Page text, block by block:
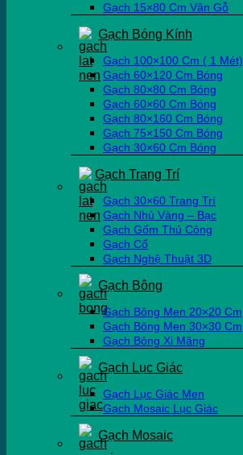
Gạch 15×80 Cm Vân Gỗ
Gạch Bóng Kính
Gạch 100×100 Cm ( 1 Mét)
Gạch 60×120 Cm Bóng
Gạch 80×80 Cm Bóng
Gạch 60×60 Cm Bóng
Gạch 80×160 Cm Bóng
Gạch 75×150 Cm Bóng
Gạch 30×60 Cm Bóng
Gạch Trang Trí
Gạch 30×60 Trang Trí
Gạch Nhủ Vàng – Bạc
Gạch Gốm Thủ Công
Gạch Cổ
Gạch Nghệ Thuật 3D
Gạch Bông
Gạch Bông Men 20×20 Cm
Gạch Bông Men 30×30 Cm
Gạch Bông Xi Măng
Gạch Lục Giác
Gạch Lục Giác Men
Gạch Mosaic Lục Giác
Gạch Mosaic